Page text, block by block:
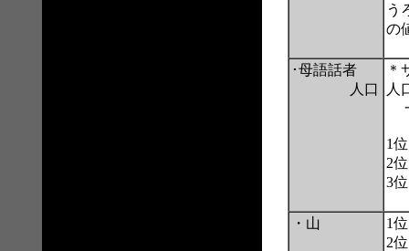
う
の
･母語話者
人口
＊
人
1
2
3
・山
1
2